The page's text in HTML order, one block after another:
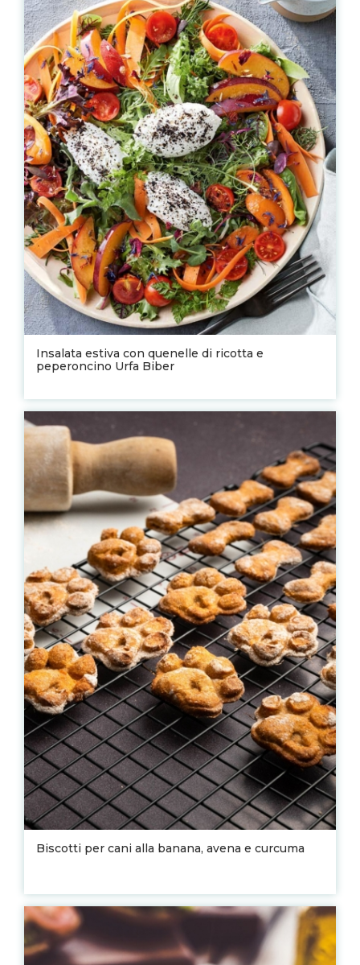
Insalata estiva con quenelle di ricotta e
peperoncino Urfa Biber
Biscotti per cani alla banana, avena e curcuma